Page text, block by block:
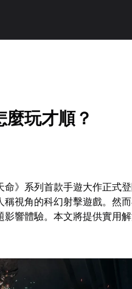
玩才順？
命》系列首款手遊大作正式
稱視角的科幻射擊遊戲。然
影響體驗。本文將提供實用